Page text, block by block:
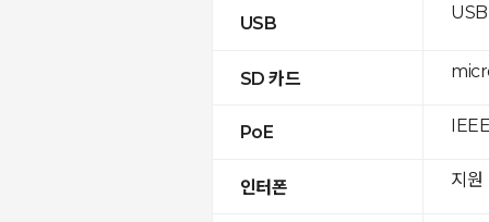
USB
SD 카드
PoE
인터폰 지원